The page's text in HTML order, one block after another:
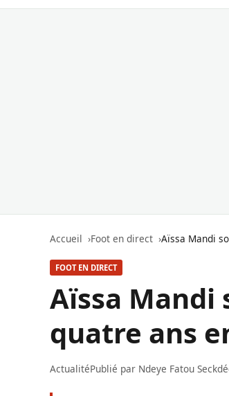
Accueil Foot en direct Aïssa Mandi
FOOT EN DIRECT
Aïssa Mandi
quatre ans
ActualitéPublié par Ndeye Fatou Seck